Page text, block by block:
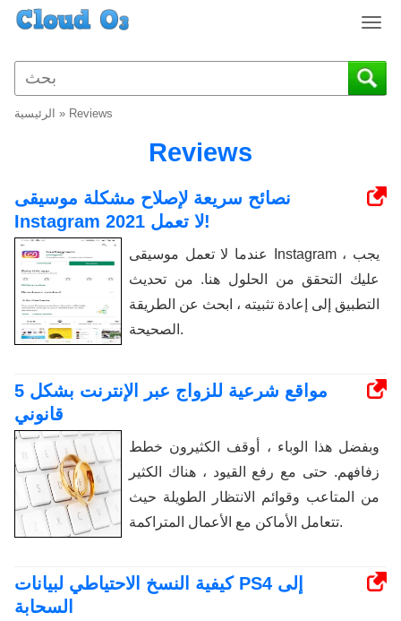
T
g
g
i
t
i
o
الرئيسية » Reviews
Reviews
نصائح سريعة لإصلاح مشكلة موسيقى
Instagram لا تعمل 2021!
عندما لا تعمل موسيقى Instagram ، يجب
عليك التحقق من الحلول هنا. من تحديث
التطبيق إلى إعادة تثبيته ، ابحث عن الطريقة
الصحيحة.
5 مواقع شرعية للزواج عبر الإنترنت بشكل
قانوني
وبفضل هذا الوباء ، أوقف الكثيرون خطط
زفافهم. حتى مع رفع القيود ، هناك الكثير
من المتاعب وقوائم الانتظار الطويلة حيث
تتعامل الأماكن مع الأعمال المتراكمة.
كيفية النسخ الاحتياطي لبيانات PS4 إلى
السحابة